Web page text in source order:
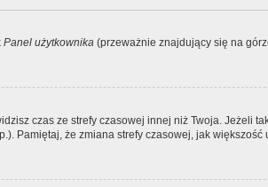
Panel użytkownika (przeważnie znajdujący się na
czas ze strefy czasowej innej niż Twoja. Jeżeli
Pamiętaj, że zmiana strefy czasowej, jak